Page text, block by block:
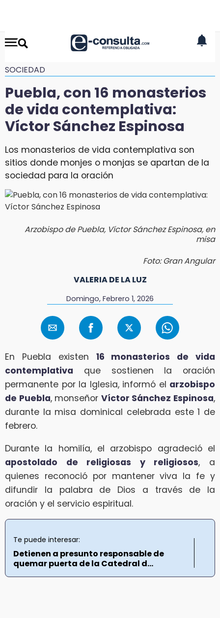
SOCIEDAD
Puebla, con 16 monasterios
de vida contemplativa:
Víctor Sánchez Espinosa
Los monasterios de vida contemplativa son
sitios donde monjes o monjas se apartan de la
sociedad para la oración
Arzobispo de Puebla, Víctor Sánchez Espinosa, en
misa
Foto: Gran Angular
VALERIA DE LA LUZ
Domingo, Febrero 1, 2026
En Puebla existen 16 monasterios de vida
contemplativa que sostienen la oración
permanente por la Iglesia, informó el arzobispo
de Puebla, monseñor Víctor Sánchez Espinosa,
durante la misa dominical celebrada este 1 de
febrero.
Durante la homilía, el arzobispo agradeció el
apostolado de religiosas y religiosos, a
quienes reconoció por mantener viva la fe y
difundir la palabra de Dios a través de la
oración y el servicio espiritual.
Te puede interesar:
Detienen a presunto responsable de
quemar puerta de la Catedral d...